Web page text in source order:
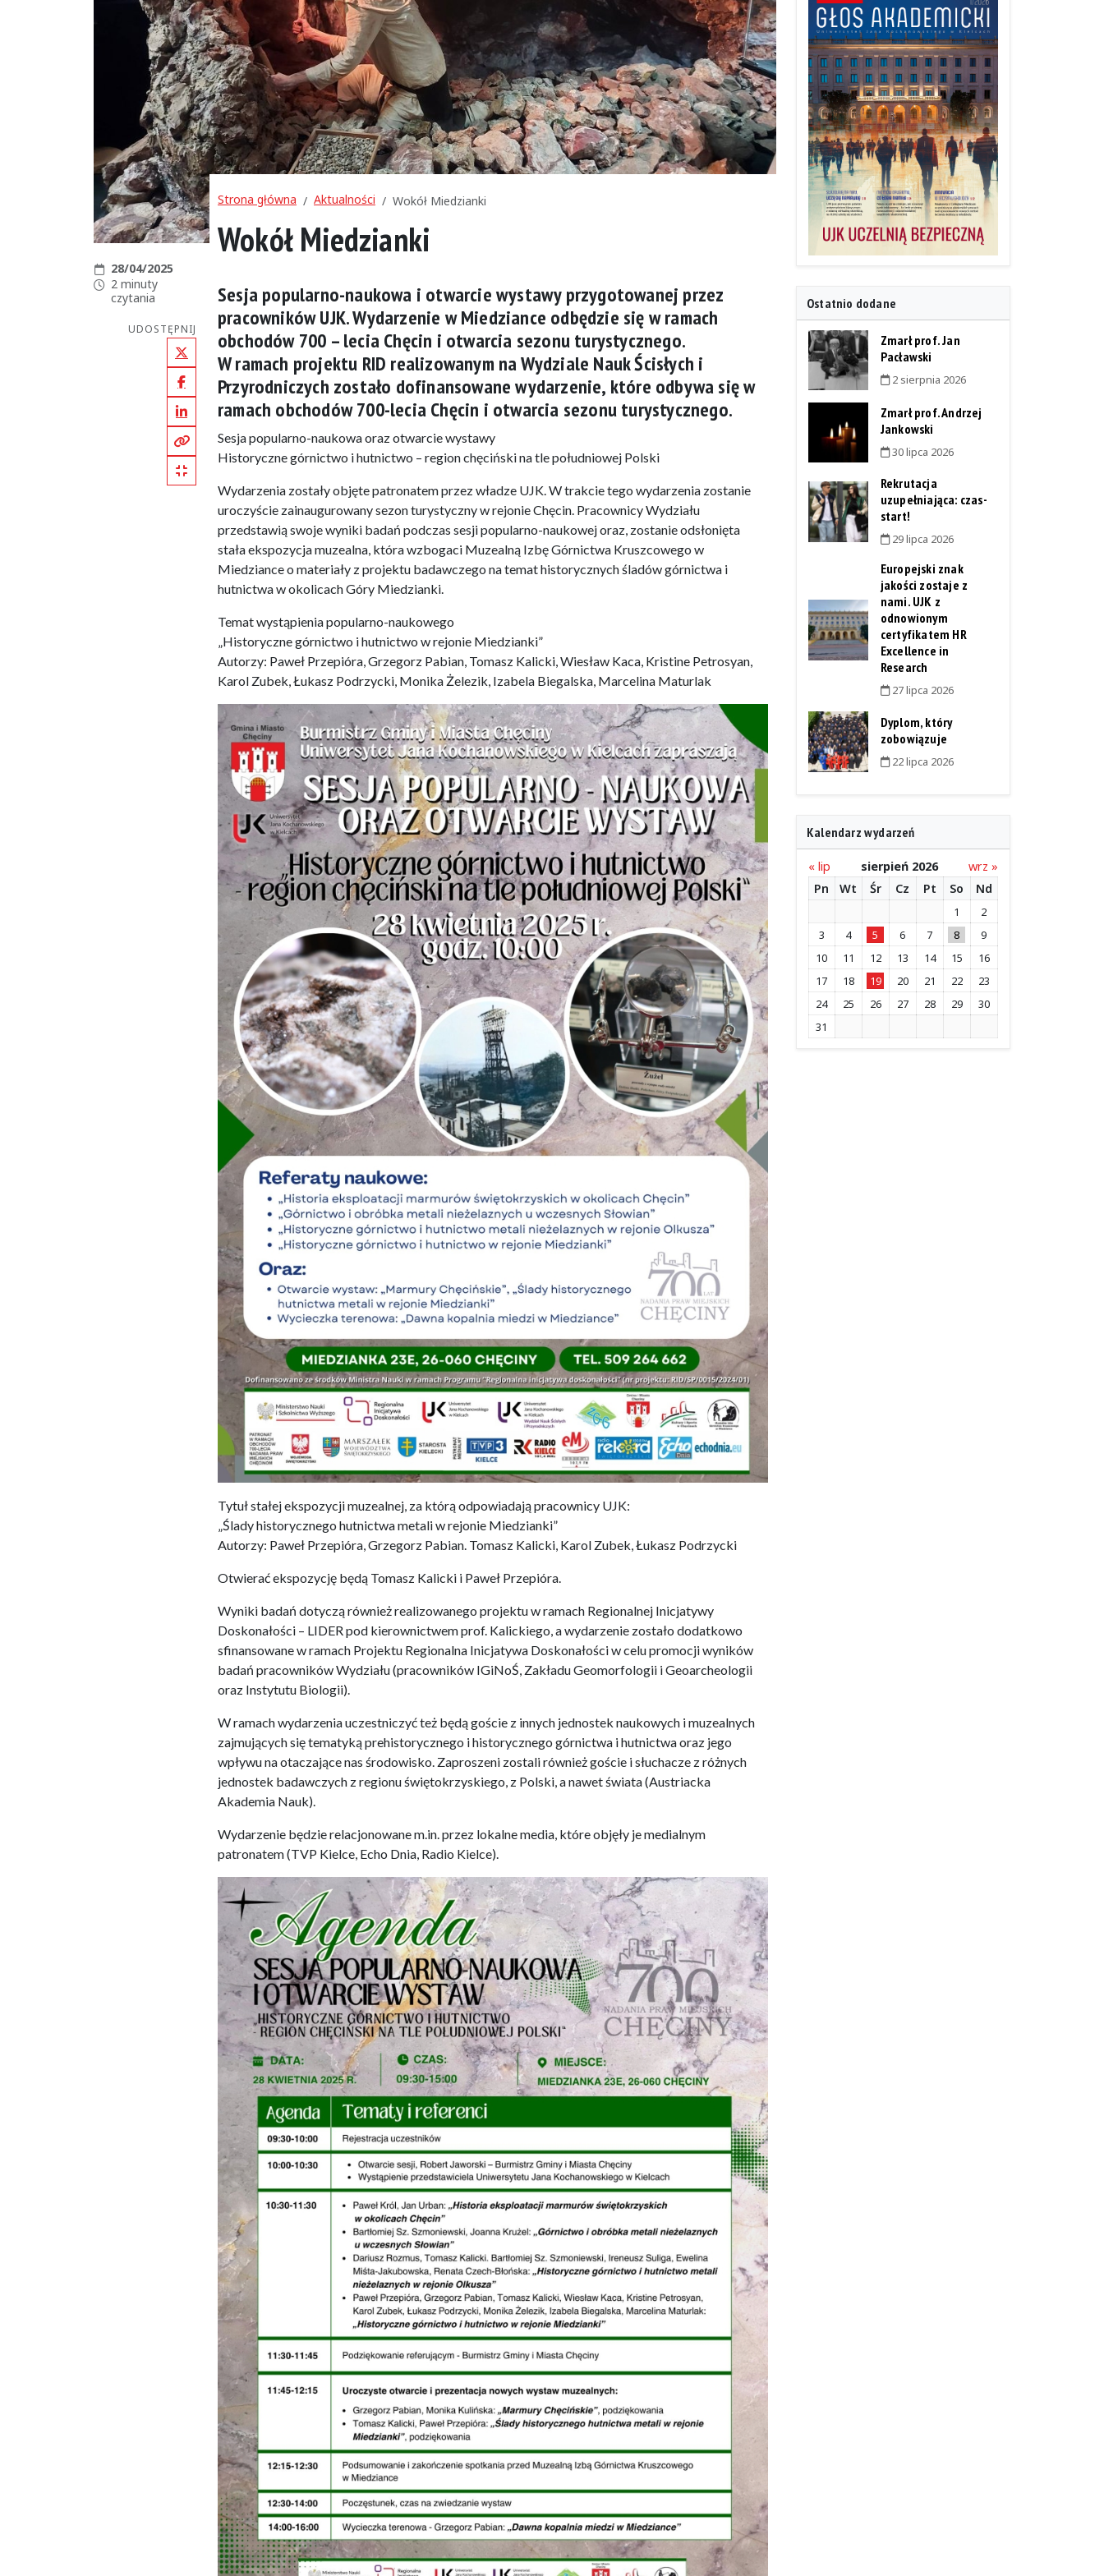
Data publikacji:
28/04/2025
Czas czytania:
2 minuty
czytania
UDOSTĘPNIJ
X (Twitter)
Facebook
LinkedIn
Kopiuj pełny link
Kopiuj krótki link
Strona główna Aktualności Wokół Miedzianki
Wokół Miedzianki
Sesja popularno-naukowa i otwarcie wystawy przygotowanej przez
pracowników UJK. Wydarzenie w Miedziance odbędzie się w ramach
obchodów 700 – lecia Chęcin i otwarcia sezonu turystycznego.
W ramach projektu RID realizowanym na Wydziale Nauk Ścisłych i
Przyrodniczych zostało dofinansowane wydarzenie, które odbywa się w
ramach obchodów 700-lecia Chęcin i otwarcia sezonu turystycznego.
Sesja popularno-naukowa oraz otwarcie wystawy
Historyczne górnictwo i hutnictwo – region chęciński na tle południowej Polski
Wydarzenia zostały objęte patronatem przez władze UJK. W trakcie tego wydarzenia zostanie
uroczyście zainaugurowany sezon turystyczny w rejonie Chęcin. Pracownicy Wydziału
przedstawią swoje wyniki badań podczas sesji popularno-naukowej oraz, zostanie odsłonięta
stała ekspozycja muzealna, która wzbogaci Muzealną Izbę Górnictwa Kruszcowego w
Miedziance o materiały z projektu badawczego na temat historycznych śladów górnictwa i
hutnictwa w okolicach Góry Miedzianki.
Temat wystąpienia popularno-naukowego
„Historyczne górnictwo i hutnictwo w rejonie Miedzianki”
Autorzy: Paweł Przepióra, Grzegorz Pabian, Tomasz Kalicki, Wiesław Kaca, Kristine Petrosyan,
Karol Zubek, Łukasz Podrzycki, Monika Żelezik, Izabela Biegalska, Marcelina Maturlak
Tytuł stałej ekspozycji muzealnej, za którą odpowiadają pracownicy UJK:
„Ślady historycznego hutnictwa metali w rejonie Miedzianki”
Autorzy: Paweł Przepióra, Grzegorz Pabian. Tomasz Kalicki, Karol Zubek, Łukasz Podrzycki
Otwierać ekspozycję będą Tomasz Kalicki i Paweł Przepióra.
Wyniki badań dotyczą również realizowanego projektu w ramach Regionalnej Inicjatywy
Doskonałości – LIDER pod kierownictwem prof. Kalickiego, a wydarzenie zostało dodatkowo
sfinansowane w ramach Projektu Regionalna Inicjatywa Doskonałości w celu promocji wyników
badań pracowników Wydziału (pracowników IGiNoŚ, Zakładu Geomorfologii i Geoarcheologii
oraz Instytutu Biologii).
W ramach wydarzenia uczestniczyć też będą goście z innych jednostek naukowych i muzealnych
zajmujących się tematyką prehistorycznego i historycznego górnictwa i hutnictwa oraz jego
wpływu na otaczające nas środowisko. Zaproszeni zostali również goście i słuchacze z różnych
jednostek badawczych z regionu świętokrzyskiego, z Polski, a nawet świata (Austriacka
Akademia Nauk).
Wydarzenie będzie relacjonowane m.in. przez lokalne media, które objęły je medialnym
patronatem (TVP Kielce, Echo Dnia, Radio Kielce).
Ostatnio dodane
Zmarł prof. Jan
Pacławski
2 sierpnia 2026
Zmarł prof. Andrzej
Jankowski
30 lipca 2026
Rekrutacja
uzupełniająca: czas-
start!
29 lipca 2026
Europejski znak
jakości zostaje z
nami. UJK z
odnowionym
certyfikatem HR
Excellence in
Research
27 lipca 2026
Dyplom, który
zobowiązuje
22 lipca 2026
Kalendarz wydarzeń
« lip sierpień 2026
wrz »
Pn
Wt Śr Cz Pt So Nd
1
2
3
4 5 6 7 8
9
10
11 12 13 14 15
16
17
18 19 20 21 22
23
24
25 26 27 28 29
30
31